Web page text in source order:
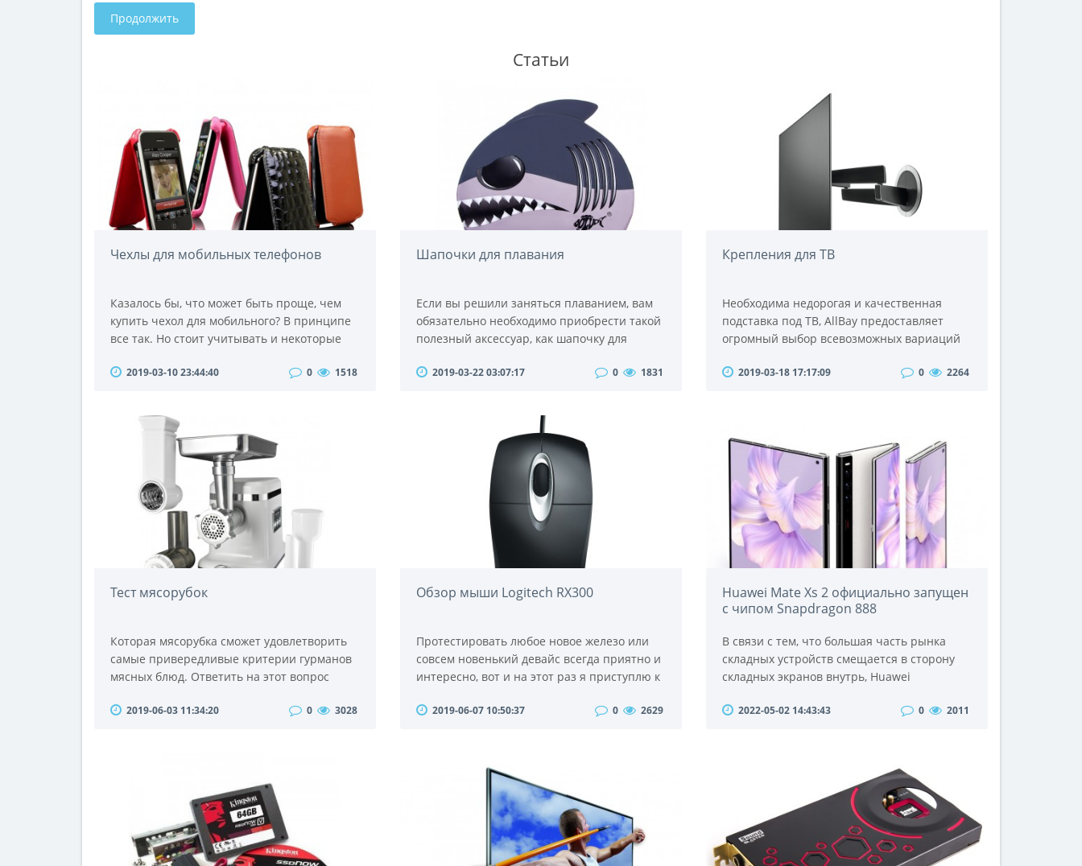
Продолжить
Статьи
Чехлы для мобильных телефонов
Казалось бы, что может быть проще, чем
купить чехол для мобильного? В принципе
все так. Но стоит учитывать и некоторые
себя на вопрос, зачем Вы покупаете чехол.
для мобильных телефонов нужны не только
для того, чтобы добавить аппарату
привлекательности. Фирменные чехлы,
выпускающиес..
2019-03-10 23:44:40 0 1518
Шапочки для плавания
Если вы решили заняться плаванием, вам
обязательно необходимо приобрести такой
полезный аксессуар, как шапочку для
хлорированной воды, которая разрушает их
фильтра. Кроме того, этот головной убор
предотвращает переохлаждение головы
при длительном купании.Современные
шапочки для пл..
2019-03-22 03:07:17 0 1831
Крепления для ТВ
Необходима недорогая и качественная
подставка под ТВ, AllBay предоставляет
огромный выбор всевозможных вариаций
доступным ценам!Подставка или стойка,
магазине. Обычная подставка под TВ
представляется в виде открытой
конструкции с отвесными опорами и
присоед..
2019-03-18 17:17:09 0 2264
Тест мясорубок
Которая мясорубка сможет удовлетворить
самые привередливые критерии гурманов
мясных блюд. Ответить на этот вопрос
сертификационной лабораторией бытовой
Измерения проводились только на
основной насадке для переработки мяса,
поскольку дополнительные насадки..
2019-06-03 11:34:20 0 3028
Обзор мыши Logitech RX300
Протестировать любое новое железо или
совсем новенький девайс всегда приятно и
интересно, вот и на этот раз я приступлю к
компании Logitech, а именно Logitech RX
приступим.Мышь RX 300 оснащена
оптикой 800 dpi, которая показывает 4.7
мегапикселя за секунду.Мышь лежит в
2019-06-07 10:50:37 0 2629
Huawei Mate Xs 2 официально запущен
с чипом Snapdragon 888
В связи с тем, что большая часть рынка
складных устройств смещается в сторону
складных экранов внутрь, Huawei
продолжает развивать свою линейку
снаружи.На мероприятии в Китае компания
представила свою последнюю модель. Он
называется Mate Xs 2 и является
преемником Huawei Mate Xs выпущенного
пару лет..
2022-05-02 14:43:43 0 2011